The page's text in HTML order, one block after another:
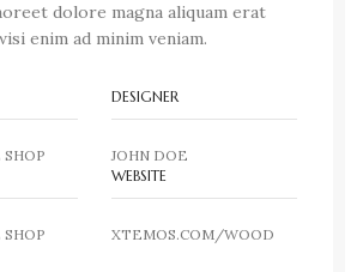
dolore magna aliquam erat
enim ad minim veniam.
DESIGNER
JOHN DOE
WEBSITE
XTEMOS.COM/WOOD